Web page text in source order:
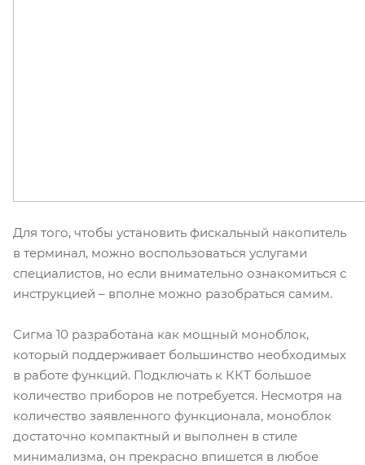
Для того, чтобы установить фискальный накопитель
в терминал, можно воспользоваться услугами
специалистов, но если внимательно ознакомиться с
инструкцией – вполне можно разобраться самим.
Сигма 10 разработана как мощный моноблок,
который поддерживает большинство необходимых
в работе функций. Подключать к ККТ большое
количество приборов не потребуется. Несмотря на
количество заявленного функционала, моноблок
достаточно компактный и выполнен в стиле
минимализма, он прекрасно впишется в любое